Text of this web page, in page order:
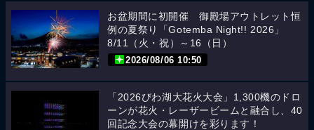
お盆期間に初開催 御殿場アウトレット恒
例の夏祭り「Gotemba Night!! 2026」
8/11（火・祝）～16（日）
2026/08/06 10:50
「2026びわ湖大花火大会」1,300機のドロ
ーンが花火・レーザービームと融合し、40
回記念大会の幕開けを彩ります！